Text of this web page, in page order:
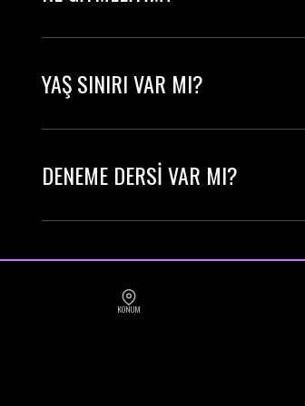
YAŞ SINIRI VAR MI?
DENEME DERSİ VAR MI?
KONUM